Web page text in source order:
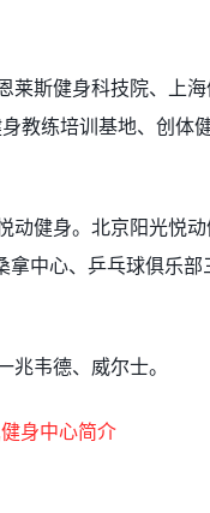
斯健身科技院、上
教练培训基地、创体
动健身。北京阳光悦
中心、乒乓球俱乐
韦德、威尔士。